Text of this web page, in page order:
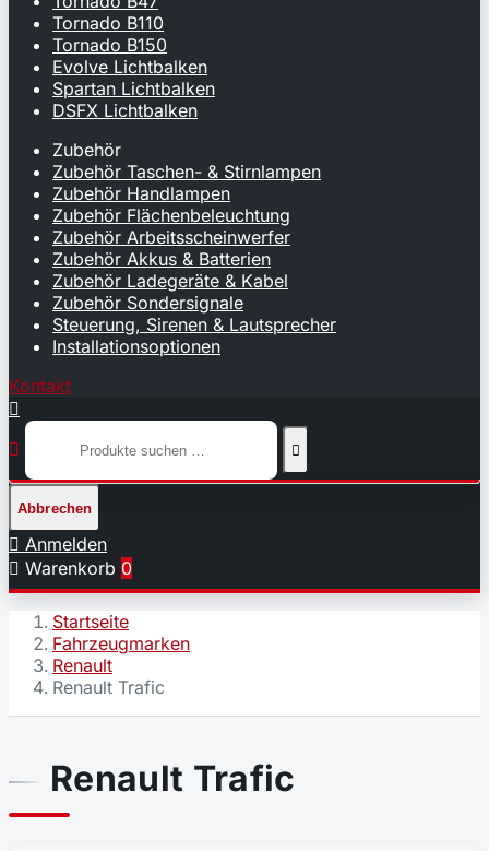
Tornado B110
Tornado B150
Evolve Lichtbalken
Spartan Lichtbalken
DSFX Lichtbalken
Zubehör
Zubehör Taschen- & Stirnlampen
Zubehör Handlampen
Zubehör Flächenbeleuchtung
Zubehör Arbeitsscheinwerfer
Zubehör Akkus & Batterien
Zubehör Ladegeräte & Kabel
Zubehör Sondersignale
Steuerung, Sirenen & Lautsprecher
Installationsoptionen
Kontakt



Abbrechen
 Anmelden
 Warenkorb 0
Startseite
Fahrzeugmarken
Renault
Renault Trafic
Renault Trafic